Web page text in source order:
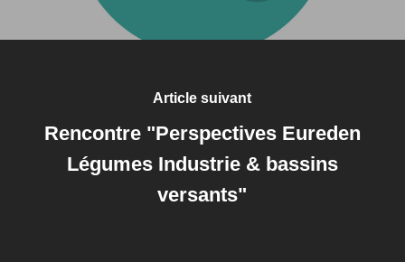
Article suivant
Rencontre "Perspectives Eureden
Légumes Industrie & bassins
versants"